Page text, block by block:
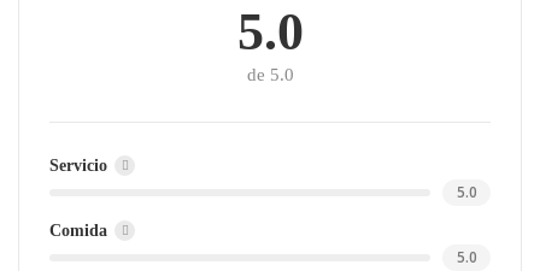
5.0
de 5.0
Servicio
5.0
Comida
5.0